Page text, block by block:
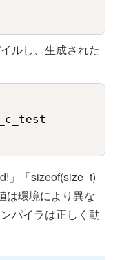
ルし、生成された
」「sizeof(size_t)
は環境により異な
パイラは正しく動